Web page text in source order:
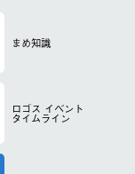
まめ知識
ロゴス イベント
タイムライン